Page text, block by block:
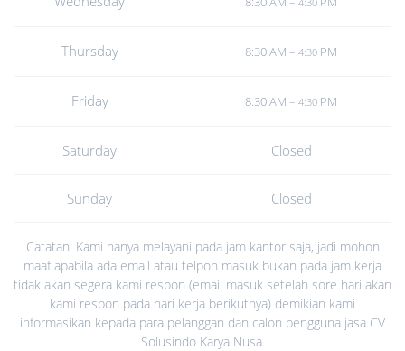
Thursday 8:30 AM – 4:30 PM
Friday 8:30 AM – 4:30 PM
Saturday Closed
Sunday Closed
Catatan: Kami hanya melayani pada jam kantor saja, jadi mohon
maaf apabila ada email atau telpon masuk bukan pada jam kerja
tidak akan segera kami respon (email masuk setelah sore hari akan
kami respon pada hari kerja berikutnya) demikian kami
informasikan kepada para pelanggan dan calon pengguna jasa CV
Solusindo Karya Nusa.